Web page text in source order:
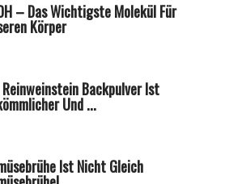
– Das Wichtigste Molekül Für
Körper
Reinweinstein Backpulver Ist
Und ...
Ist Nicht Gleich